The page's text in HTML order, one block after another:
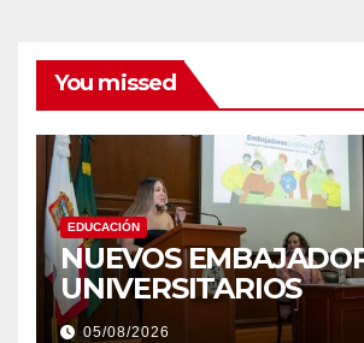
You missed
EDUCACIÓN
NUEVOS
UNIVERSITARIOS
05/08/2026